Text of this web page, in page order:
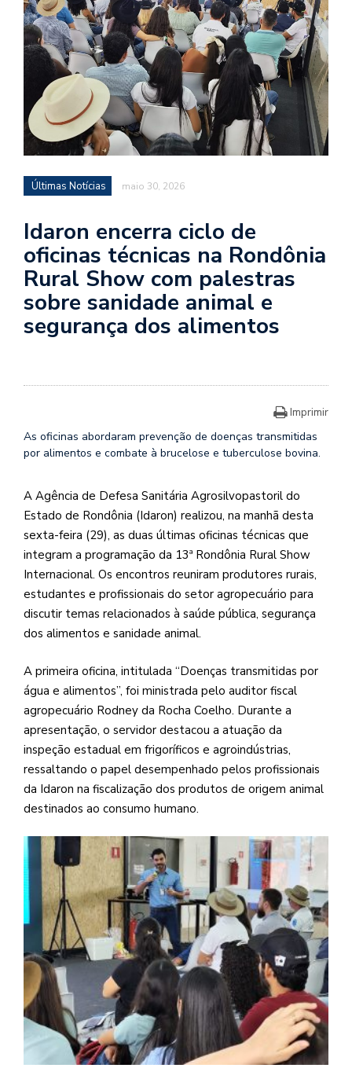
Últimas Notícias maio 30, 2026
Idaron encerra ciclo de
oficinas técnicas na Rondônia
Rural Show com palestras
sobre sanidade animal e
segurança dos alimentos
Imprimir
As oficinas abordaram prevenção de doenças transmitidas
por alimentos e combate à brucelose e tuberculose bovina.
A Agência de Defesa Sanitária Agrosilvopastoril do
Estado de Rondônia (Idaron) realizou, na manhã desta
sexta-feira (29), as duas últimas oficinas técnicas que
integram a programação da 13ª Rondônia Rural Show
Internacional. Os encontros reuniram produtores rurais,
estudantes e profissionais do setor agropecuário para
discutir temas relacionados à saúde pública, segurança
dos alimentos e sanidade animal.
A primeira oficina, intitulada “Doenças transmitidas por
água e alimentos”, foi ministrada pelo auditor fiscal
agropecuário Rodney da Rocha Coelho. Durante a
apresentação, o servidor destacou a atuação da
inspeção estadual em frigoríficos e agroindústrias,
ressaltando o papel desempenhado pelos profissionais
da Idaron na fiscalização dos produtos de origem animal
destinados ao consumo humano.